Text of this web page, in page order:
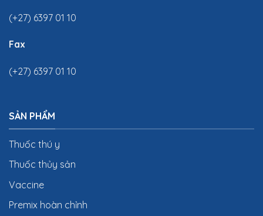
(+27) 6397 01 10
Fax
(+27) 6397 01 10
SẢN PHẨM
Thuốc thú y
Thuốc thủy sản
Vaccine
Premix hoàn chỉnh